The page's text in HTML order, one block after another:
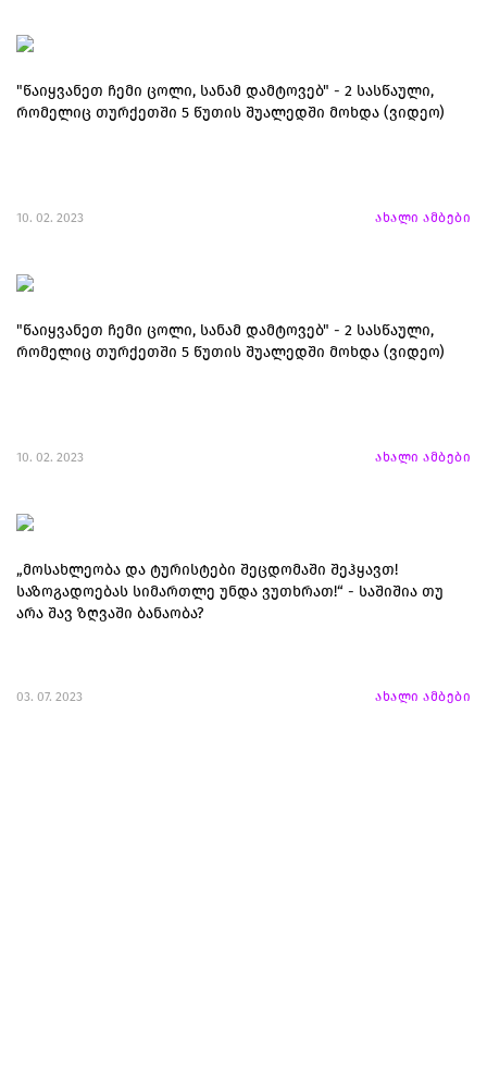
"წაიყვანეთ ჩემი ცოლი, სანამ დამტოვებ" - 2 სასწაული,
რომელიც თურქეთში 5 წუთის შუალედში მოხდა (ვიდეო)
10. 02. 2023 ახალი ამბები
"წაიყვანეთ ჩემი ცოლი, სანამ დამტოვებ" - 2 სასწაული,
რომელიც თურქეთში 5 წუთის შუალედში მოხდა (ვიდეო)
10. 02. 2023 ახალი ამბები
„მოსახლეობა და ტურისტები შეცდომაში შეჰყავთ!
საზოგადოებას სიმართლე უნდა ვუთხრათ!“ - საშიშია თუ
არა შავ ზღვაში ბანაობა?
03. 07. 2023 ახალი ამბები